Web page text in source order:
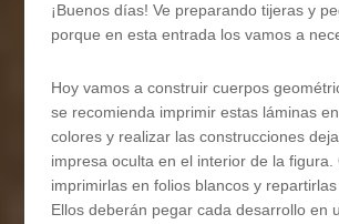
¡Buenos días! Ve preparando tijeras y
porque en esta entrada los vamos a
Hoy vamos a construir cuerpos
se recomienda imprimir estas láminas
colores y realizar las construcciones
impresa oculta en el interior de la figura.
imprimirlas en folios blancos y
Ellos deberán pegar cada desarrollo en